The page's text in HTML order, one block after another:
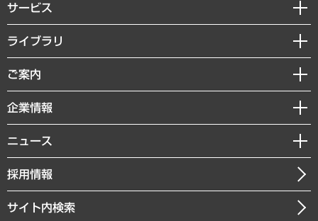
サービス
経営戦略
組織・人事戦略
デジタルイノベーション
共生・ダイバーシティ
GRC（ガバナンス・リスク・コンプライアンス）・防災（政策）
経済・産業・雇用・労働
ライブラリ
経済調査
レポート
コラム
経営用語集
受託・受注実績（官公庁関連）
メディア掲載・出演
ご案内
セミナー・イベント情報
MUFGビジネスセミナー
受託案件情報
企業情報
私たちの想い
社長メッセージ
会社概要
ニュース
ニュースリリース
お知らせ
採用情報
サイト内検索